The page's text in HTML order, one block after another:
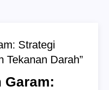
Strategi
Tekanan Darah”
Garam: